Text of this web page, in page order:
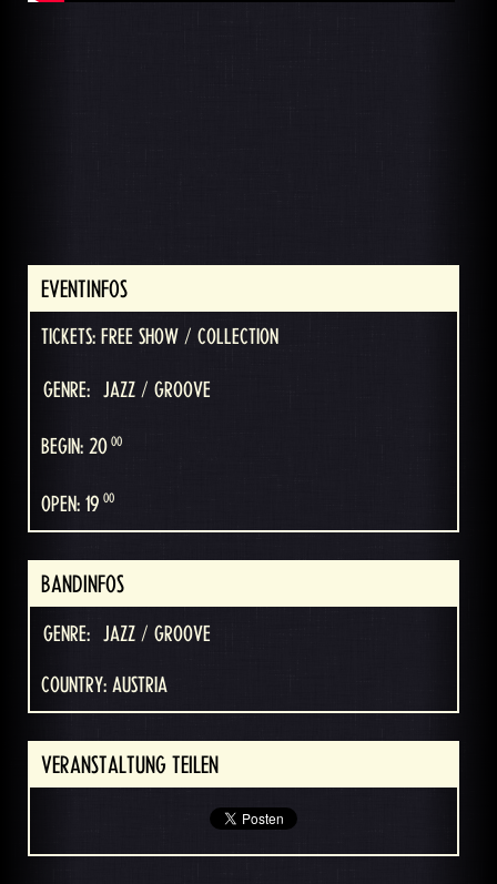
EVENTINFOS
TICKETS: FREE SHOW / COLLECTION
GENRE: JAZZ / GROOVE
BEGIN: 20 00
OPEN: 19 00
BANDINFOS
GENRE: JAZZ / GROOVE
COUNTRY: AUSTRIA
VERANSTALTUNG TEILEN